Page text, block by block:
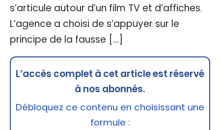
s’articule autour d’un film TV et d’affiches.
L’agence a choisi de s’appuyer sur le
principe de la fausse […]
L’accès complet à cet article est réservé
à nos abonnés.
Débloquez ce contenu en choisissant une
formule :